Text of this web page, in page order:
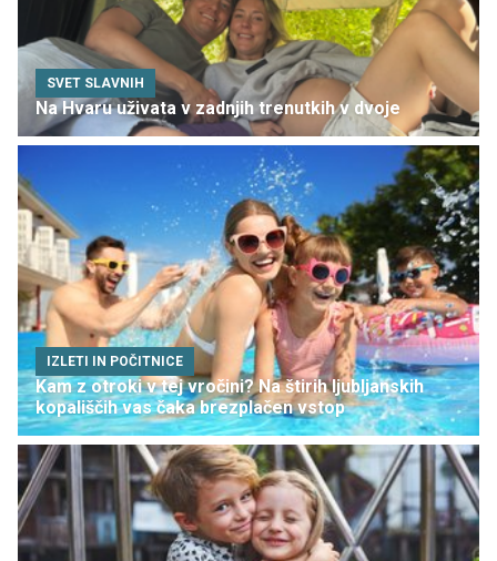
SVET SLAVNIH
Na Hvaru uživata v zadnjih trenutkih v dvoje
IZLETI IN POČITNICE
Kam z otroki v tej vročini? Na štirih ljubljanskih
kopališčih vas čaka brezplačen vstop